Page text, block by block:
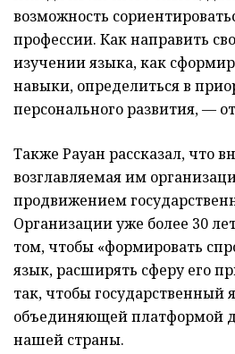
возможность
профессии. Как направить
изучении языка, как
навыки, определиться в
персонального развития, —
Также Рауан рассказал, что
возглавляемая им
продвижением
Организации уже более 30
том, чтобы «формировать
язык, расширять сферу его
так, чтобы государственный
объединяющей платформой
нашей страны.